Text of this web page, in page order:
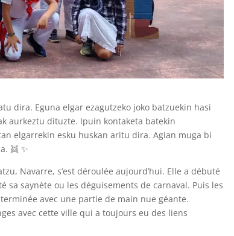
dira. Eguna elgar ezagutzeko joko batzuekin hasi
aurkeztu dituzte. Ipuin kontaketa batekin
elgarrekin esku huskan aritu dira. Agian muga bi
👯 ✨
Navarre, s’est déroulée aujourd’hui. Elle a débuté
saynète ou les déguisements de carnaval. Puis les
avec une partie de main nue géante.
avec cette ville qui a toujours eu des liens